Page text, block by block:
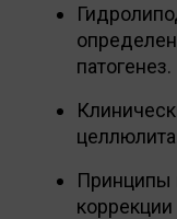
патогенез.
Принципы